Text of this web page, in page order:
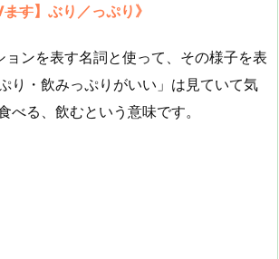
ます】ぶり／っぷり》
ョンを表す名詞と使って、その様子を表
り・飲みっぷりがいい」は見ていて気
べる、飲むという意味です。